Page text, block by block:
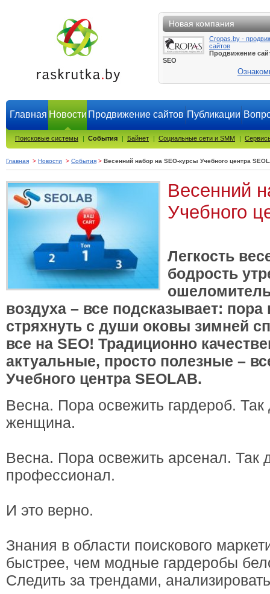
Новая компания
Cropas.by -
сайтов
Продвижение
SEO
Главная Новости Продвижение сайтов Публикации
Поисковые системы | События | Байнет | Социальные сети и SMM |
Главная > Новости > События > Весенний набор на SEO-курсы Учебного центра
Весенний
Учебного
Легкость
бодрость
воздуха – все подсказывает:
стряхнуть с души оковы зимней
все на SEO! Традиционно
актуальные, просто полезные –
Учебного центра SEOLAB.
Весна. Пора освежить гардероб.
женщина.
Весна. Пора освежить арсенал. Так
профессионал.
И это верно.
Знания в области поискового
быстрее, чем модные гардеробы
Следить за трендами,